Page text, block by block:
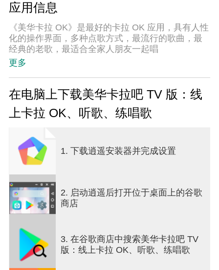
应用信息
《美华卡拉 OK》是最好的卡拉 OK 应用，具有人性
化的操作界面，多种点歌方式，最流行的歌曲，最
经典的老歌，最适合全家人朋友一起唱
✡歌曲更新快：梅花卡拉巴有专人维护歌曲目录，快
速添加新歌曲。确保跟上最流行的节拍并与流行音
✡歌曲类型多样：梅花卡拉 OK 拥有丰富的曲目库，
包括多种语言、风格、年代的歌曲。无论用户喜欢
什么样的音乐，都可以在这里找到合适的歌曲。
✡多种点歌方式：美花卡拉巴提供多种点歌方式，让
用户可以根据自己的喜好进行选择，包括以下几种
方式：
◉遥控器点歌：用户可以使用原装遥控器，无需再购
买卡拉 OK 遥控器，即可在梅花卡拉 OK 吧点歌。
◉语音点歌：用户通过对遥控器说出歌曲名或歌手即
更多
在电脑上下载美华卡拉吧 TV 版：线
上卡拉 OK、听歌、练唱歌
1. 下载逍遥安装器并完成设置
2. 启动逍遥后打开位于桌面上的谷歌
商店
3. 在谷歌商店中搜索美华卡拉吧 TV
版：线上卡拉 OK、听歌、练唱歌